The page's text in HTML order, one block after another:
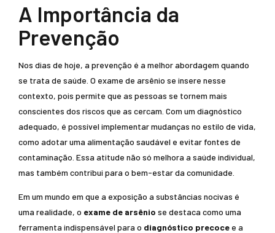
A Importância da
Prevenção
Nos dias de hoje, a prevenção é a melhor abordagem quando
se trata de saúde. O exame de arsênio se insere nesse
contexto, pois permite que as pessoas se tornem mais
conscientes dos riscos que as cercam. Com um diagnóstico
adequado, é possível implementar mudanças no estilo de vida,
como adotar uma alimentação saudável e evitar fontes de
contaminação. Essa atitude não só melhora a saúde individual,
mas também contribui para o bem-estar da comunidade.
Em um mundo em que a exposição a substâncias nocivas é
uma realidade, o exame de arsênio se destaca como uma
ferramenta indispensável para o diagnóstico precoce e a